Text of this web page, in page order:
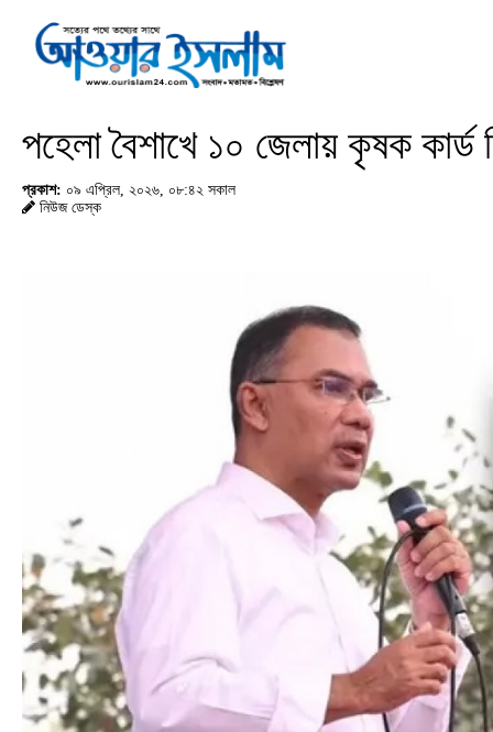
পহেলা বৈশাখে ১০ জেলায় কৃষক কার্ড
প্রকাশ: ০৯ এপ্রিল, ২০২৬, ০৮:৪২ সকাল
নিউজ ডেস্ক